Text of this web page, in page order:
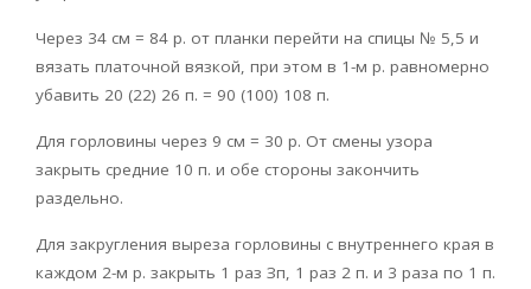
Через 34 см = 84 р. от планки перейти на спицы № 5,5 и
вязать платочной вязкой, при этом в 1-м р. равномерно
убавить 20 (22) 26 п. = 90 (100) 108 п.
Для горловины через 9 см = 30 р. От смены узора
закрыть средние 10 п. и обе стороны закончить
раздельно.
Для закругления выреза горловины с внутреннего края в
каждом 2-м р. закрыть 1 раз Зп, 1 раз 2 п. и 3 раза по 1 п.